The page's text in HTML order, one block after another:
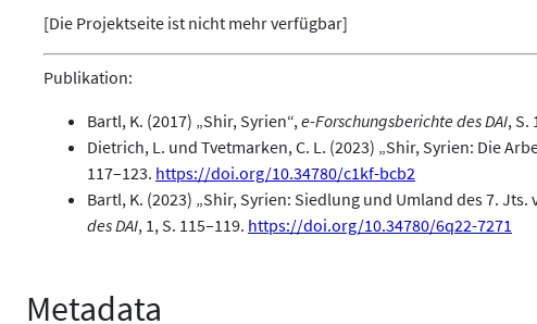
[Die Projektseite ist nicht mehr verfügbar]
Publikation:
Bartl, K. (2017) „Shir, Syrien“,e-Forschungsberichte des DAI, S.
Dietrich, L. und Tvetmarken, C. L. (2023) „Shir, Syrien: Die
117–123. https://doi.org/10.34780/c1kf-bcb2
Bartl, K. (2023) „Shir, Syrien: Siedlung und Umland des 7.
des DAI, 1, S. 115–119. https://doi.org/10.34780/6q22-7271
Metadata